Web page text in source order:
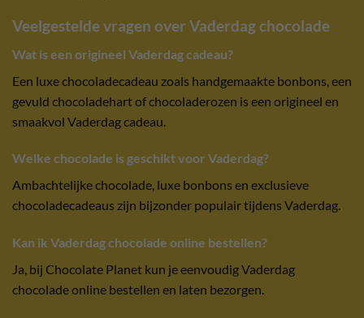
Veelgestelde vragen over Vaderdag chocolade
Wat is een origineel Vaderdag cadeau?
Een luxe chocoladecadeau zoals handgemaakte bonbons, een
gevuld chocoladehart of chocoladerozen is een origineel en
smaakvol Vaderdag cadeau.
Welke chocolade is geschikt voor Vaderdag?
Ambachtelijke chocolade, luxe bonbons en exclusieve
chocoladecadeaus zijn bijzonder populair tijdens Vaderdag.
Kan ik Vaderdag chocolade online bestellen?
Ja, bij Chocolate Planet kun je eenvoudig Vaderdag
chocolade online bestellen en laten bezorgen.